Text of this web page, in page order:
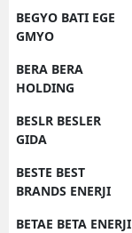
BEGYO BATI EGE
GMYO
BERA BERA
HOLDING
BESLR BESLER
GIDA
BESTE BEST
BRANDS ENERJI
BETAE BETA ENERJI